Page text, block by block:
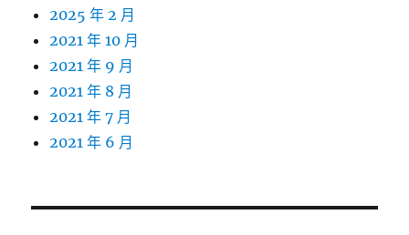
2025 年 2 月
2021 年 10 月
2021 年 9 月
2021 年 8 月
2021 年 7 月
2021 年 6 月